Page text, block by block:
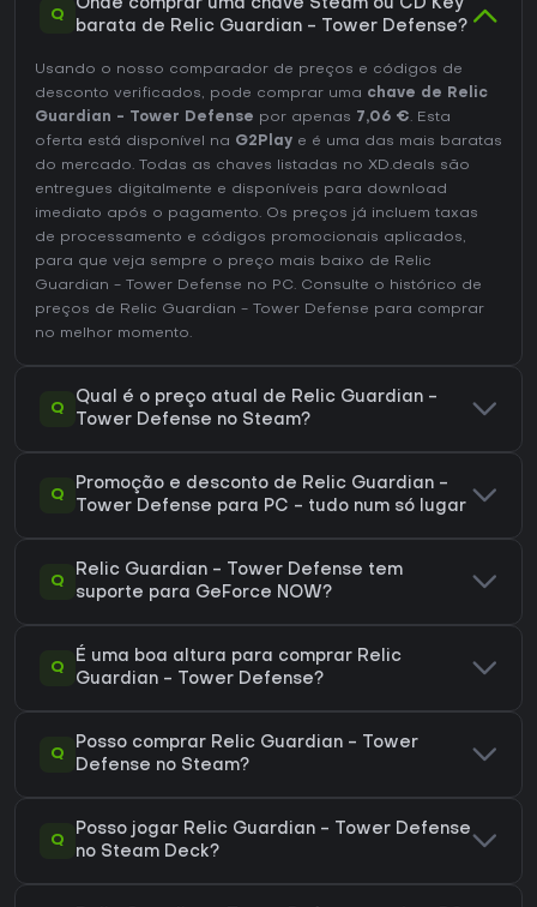
Q
Onde comprar uma chave Steam ou CD Key
barata de Relic Guardian - Tower Defense?
Usando o nosso comparador de preços e códigos de
desconto verificados, pode comprar uma chave de Relic
Guardian - Tower Defense por apenas 7,06 €. Esta
oferta está disponível na G2Play e é uma das mais baratas
do mercado. Todas as chaves listadas no XD.deals são
entregues digitalmente e disponíveis para download
imediato após o pagamento. Os preços já incluem taxas
de processamento e códigos promocionais aplicados,
para que veja sempre o preço mais baixo de Relic
Guardian - Tower Defense no PC. Consulte o histórico de
preços de Relic Guardian - Tower Defense para comprar
no melhor momento.
Q
Qual é o preço atual de Relic Guardian -
Tower Defense no Steam?
Q
Promoção e desconto de Relic Guardian -
Tower Defense para PC - tudo num só lugar
Q
Relic Guardian - Tower Defense tem
suporte para GeForce NOW?
Q
É uma boa altura para comprar Relic
Guardian - Tower Defense?
Q
Posso comprar Relic Guardian - Tower
Defense no Steam?
Q
Posso jogar Relic Guardian - Tower Defense
no Steam Deck?